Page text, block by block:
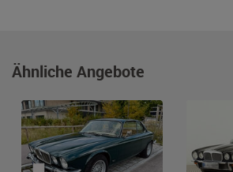
Ähnliche Angebote